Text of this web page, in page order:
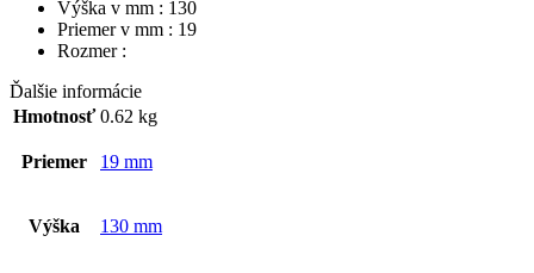
Výška v mm : 130
Priemer v mm : 19
Rozmer :
Ďalšie informácie
Hmotnosť 0.62 kg
Priemer 19 mm
Výška 130 mm